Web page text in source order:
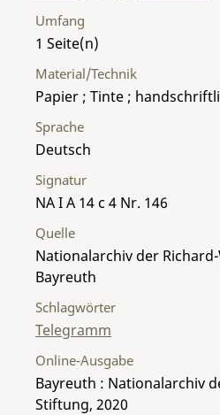
Umfang
1
Material/Technik
Papier ; Tinte ;
Sprache
Deutsch
Signatur
NA I A 14 c 4 Nr. 146
Quelle
Nationalarchiv der
Bayreuth
Schlagwörter
Telegramm
Online-Ausgabe
Bayreuth : Nationalarchiv
Stiftung, 2020